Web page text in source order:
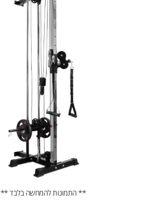
** התמונות להמחשה בלבד **